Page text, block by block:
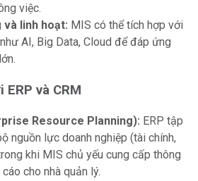
việc.
và linh hoạt: MIS có thể tích hợp với
AI, Big Data, Cloud để đáp ứng
và CRM
Resource Planning): ERP tập
nguồn lực doanh nghiệp (tài chính,
khi MIS chủ yếu cung cấp thông
cho nhà quản lý.